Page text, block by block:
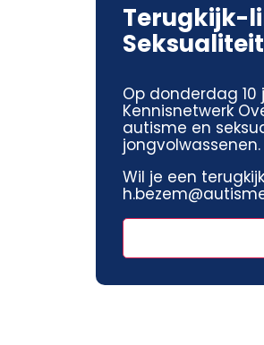
Terugkijk-
Op donderdag 10
Kennisnetwerk
autisme en
jongvolwassenen.
Wil je een